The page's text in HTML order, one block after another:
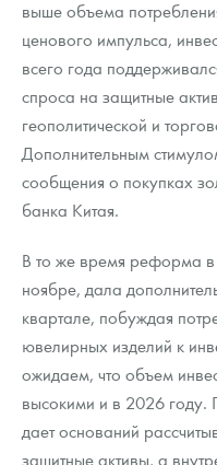
выше объема
ценового импульса,
всего года
спроса на защитные
геополитической и
Дополнительным
сообщения о покупках
банка Китая.
В то же время реформа в
ноябре, дала
квартале, побуждая
ювелирных изделий к
ожидаем, что объем
высокими и в 2026 году.
дает оснований
защитные активы, а